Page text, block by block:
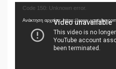
Πρόγραμμα
Αναπαραγωγής
Βίντεο
Code 150: Unknown error.
Ανάκτηση αρχείου: https://